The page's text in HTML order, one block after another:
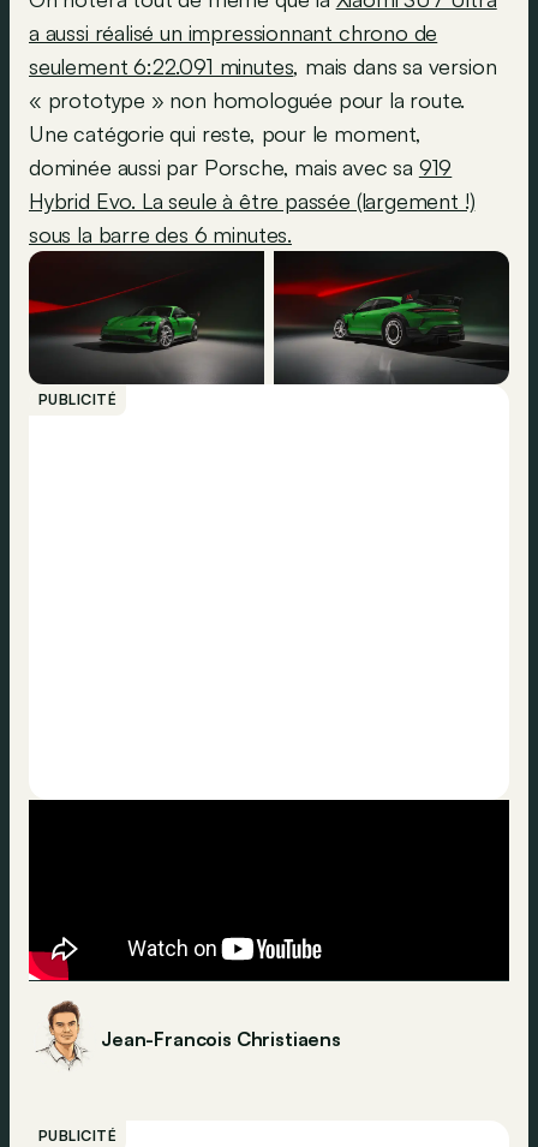
a aussi réalisé un impressionnant chrono de
seulement 6:22.091 minutes, mais dans sa version
« prototype » non homologuée pour la route.
Une catégorie qui reste, pour le moment,
dominée aussi par Porsche, mais avec sa 919
Hybrid Evo. La seule à être passée (largement !)
sous la barre des 6 minutes.
PUBLICITÉ
Jean-Francois Christiaens
PUBLICITÉ